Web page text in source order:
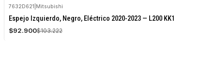
-10%
OFF
Agotado
7632D621 Mitsubishi
Espejo Izquierdo, Negro, Eléctrico 2020-2023 — L200 KK1
$92.900$103.222